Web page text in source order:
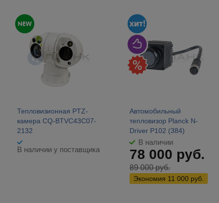
Тепловизионная PTZ-
камера CQ-BTVC43C07-
2132
В наличии у поставщика
Автомобильный
тепловизор Planck N-
Driver P102 (384)
В наличии
78 000 руб.
89 000руб.
Экономия 11 000 руб.